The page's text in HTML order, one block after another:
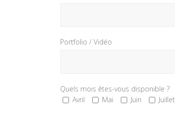
Portfolio / Vidéo
Quels mois êtes-vous disponible ?
Avril
Mai Juin Juillet